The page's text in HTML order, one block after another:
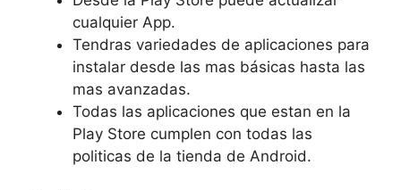
cualquier App.
Tendras variedades de aplicaciones para
instalar desde las mas básicas hasta las
mas avanzadas.
Todas las aplicaciones que estan en la
Play Store cumplen con todas las
politicas de la tienda de Android.